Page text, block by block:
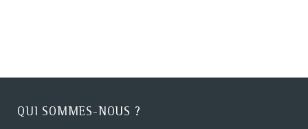
QUI SOMMES-NOUS ?